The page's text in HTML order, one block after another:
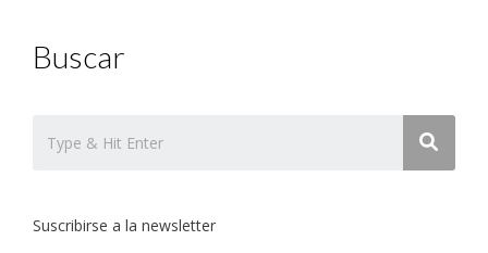
Buscar
Suscribirse a la newsletter